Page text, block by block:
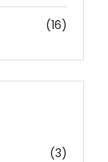
(16)
(3)